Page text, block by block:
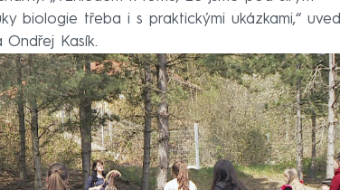
biologie třeba i s praktickými ukázkami,“ uvedl
Ondřej Kasík.